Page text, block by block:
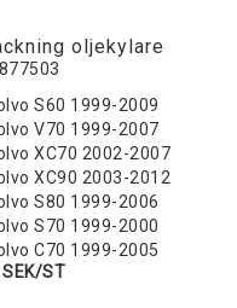
oljekylare
S60 1999-2009
V70 1999-2007
XC70 2002-2007
XC90 2003-2012
S80 1999-2006
S70 1999-2000
C70 1999-2005
ST